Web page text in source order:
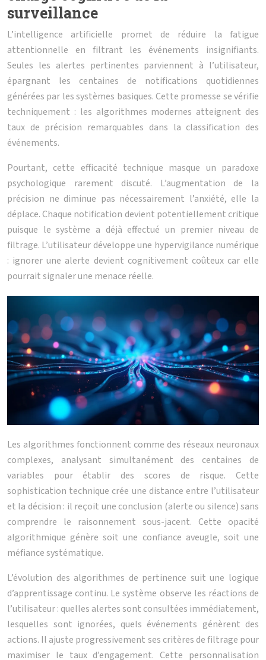
surveillance
L’intelligence artificielle promet de réduire la fatigue
attentionnelle en filtrant les événements insignifiants.
Seules les alertes pertinentes parviennent à l’utilisateur,
épargnant les centaines de notifications quotidiennes
générées par les systèmes basiques. Cette promesse se vérifie
techniquement : les algorithmes modernes atteignent des
taux de précision remarquables dans la classification des
événements.
Pourtant, cette efficacité technique masque un paradoxe
psychologique rarement discuté. L’augmentation de la
précision ne diminue pas nécessairement l’anxiété, elle la
déplace. Chaque notification devient potentiellement critique
puisque le système a déjà effectué un premier niveau de
filtrage. L’utilisateur développe une hypervigilance numérique
: ignorer une alerte devient cognitivement coûteux car elle
pourrait signaler une menace réelle.
Les algorithmes fonctionnent comme des réseaux neuronaux
complexes, analysant simultanément des centaines de
variables pour établir des scores de risque. Cette
sophistication technique crée une distance entre l’utilisateur
et la décision : il reçoit une conclusion (alerte ou silence) sans
comprendre le raisonnement sous-jacent. Cette opacité
algorithmique génère soit une confiance aveugle, soit une
méfiance systématique.
L’évolution des algorithmes de pertinence suit une logique
d’apprentissage continu. Le système observe les réactions de
l’utilisateur : quelles alertes sont consultées immédiatement,
lesquelles sont ignorées, quels événements génèrent des
actions. Il ajuste progressivement ses critères de filtrage pour
maximiser le taux d’engagement. Cette personnalisation